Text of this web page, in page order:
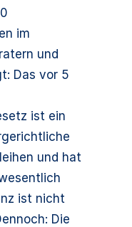
im
und
Das vor 5
ist ein
und hat
ist nicht
Die